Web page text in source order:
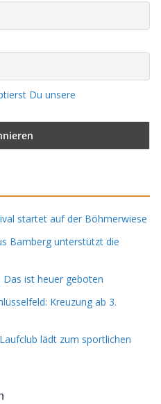
Du unsere
startet auf der Böhmerwiese
Bamberg unterstützt die
ist heuer geboten
Kreuzung ab 3.
lädt zum sportlichen